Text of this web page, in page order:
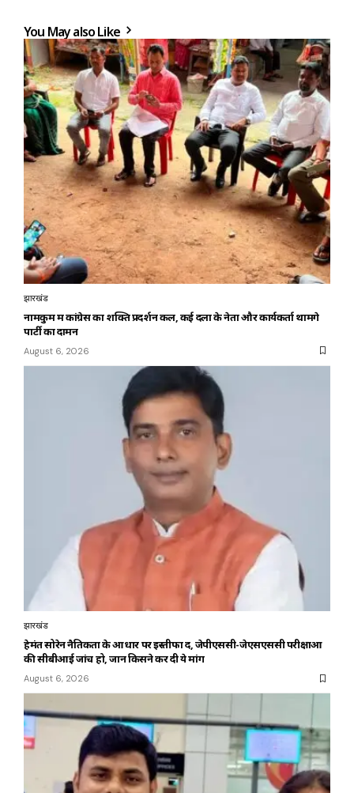
You May also Like
झारखंड
नामकुम में कांग्रेस का शक्ति प्रदर्शन कल, कई दलों के नेता और कार्यकर्ता थामेंगे
पार्टी का दामन
August 6, 2026
झारखंड
हेमंत सोरेन नैतिकता के आधार पर इस्तीफा दें, जेपीएससी-जेएसएससी परीक्षाओं
की सीबीआई जांच हो, जानें किसने कर दी ये मांग
August 6, 2026